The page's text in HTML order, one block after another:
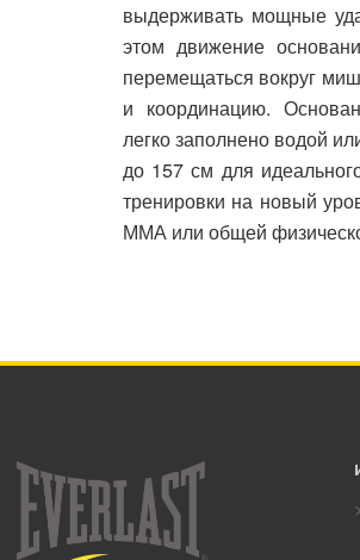
выдерживать мощные
этом движение
перемещаться вокруг
и координацию.
легко заполнено водой
до 157 см для
тренировки на новый
ММА или общей